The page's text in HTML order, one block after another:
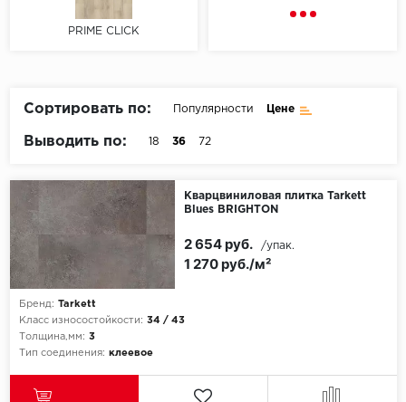
EcoClick
Ensten
PRIME CLICK
Сортировать по: Популярности Цене
Выводить по: 18 36 72
Кварцвиниловая плитка Tarkett
Blues BRIGHTON
Бренд: Tarkett
Класс износостойкости: 34 / 43
Толщина,мм: 3
Тип соединения: клеевое
1 270 руб./м²
2 654 руб. /упак.